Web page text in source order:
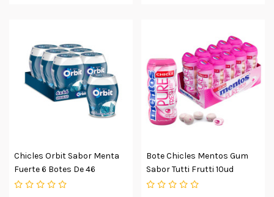
Chicles Orbit Sabor Menta
Fuerte 6 Botes De 46
Grageas
Bote Chicles Mentos Gum
Sabor Tutti Frutti 10ud